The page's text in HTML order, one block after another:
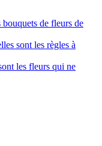
de fleurs de
sont les règles à
les fleurs qui ne